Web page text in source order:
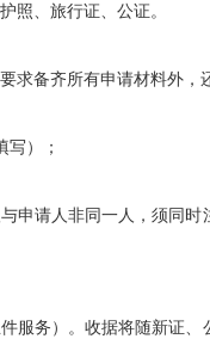
照、旅行证、公证。
求备齐所有申请材料外，
）；
申请人非同一人，须同
服务）。收据将随新证